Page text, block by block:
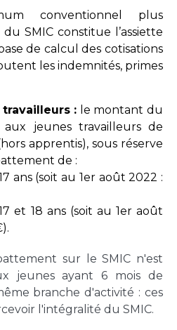
conventionnel plus
SMIC constitue l’assiette
de calcul des cotisations
les indemnités, primes
: le montant du
aux jeunes travailleurs de
apprentis), sous réserve
de :
ans (soit au 1er août 2022 :
et 18 ans (soit au 1er août
sur le SMIC n'est
jeunes ayant 6 mois de
branche d'activité : ces
l'intégralité du SMIC.